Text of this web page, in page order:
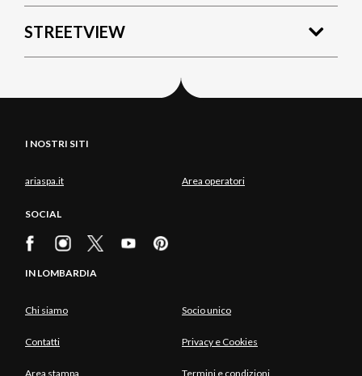
STREETVIEW
I NOSTRI SITI
ariaspa.it Area operatori
SOCIAL
IN LOMBARDIA
Chi siamo Socio unico
Contatti Privacy e Cookies
Area stampa Termini e condizioni